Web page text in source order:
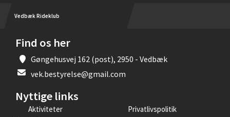
Vedbæk Rideklub
Find os her
Gøngehusvej 162 (post), 2950 - Vedbæk
vek.bestyrelse@gmail.com
Nyttige links
Aktiviteter
Privatlivspolitik